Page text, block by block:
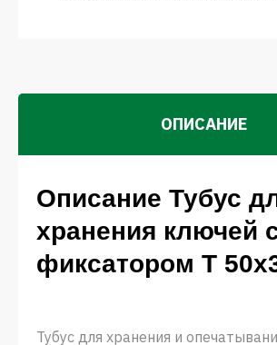
ОПИСАНИЕ
Описание Тубус
хранения ключей
фиксатором Т
Тубус для хранения и